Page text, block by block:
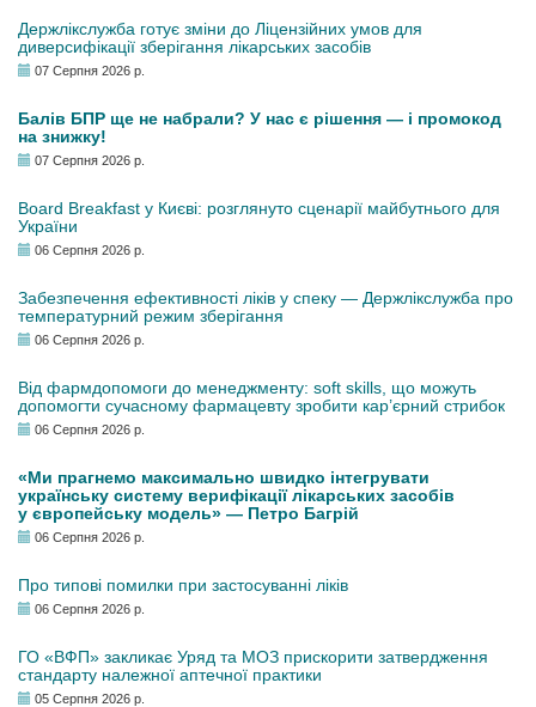
Держлікслужба готує зміни до Ліцензійних умов для
диверсифікації зберігання лікарських засобів
07 Серпня 2026 р.
Балів БПР ще не набрали? У нас є рішення — і промокод
на знижку!
07 Серпня 2026 р.
Board Breakfast у Києві: розглянуто сценарії майбутнього для
України
06 Серпня 2026 р.
Забезпечення ефективності ліків у спеку — Держлікслужба про
температурний режим зберігання
06 Серпня 2026 р.
Від фармдопомоги до менеджменту: soft skills, що можуть
допомогти сучасному фармацевту зробити кар’єрний стрибок
06 Серпня 2026 р.
«Ми прагнемо максимально швидко інтегрувати
українську систему верифікації лікарських засобів
у європейську модель» — Петро Багрій
06 Серпня 2026 р.
Про типові помилки при застосуванні ліків
06 Серпня 2026 р.
ГО «ВФП» закликає Уряд та МОЗ прискорити затвердження
стандарту належної аптечної практики
05 Серпня 2026 р.